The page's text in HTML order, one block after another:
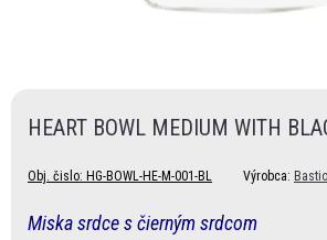
HEART BOWL MEDIUM WITH
Obj. čislo: HG-BOWL-HE-M-001-BL Výrobca:
Miska srdce s čierným srdcom